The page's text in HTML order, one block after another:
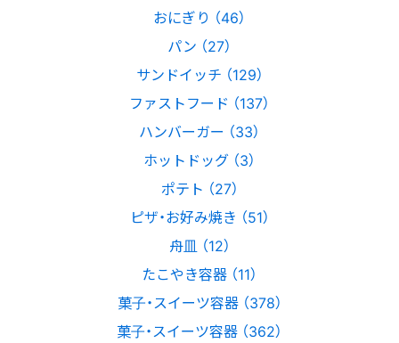
おにぎり （46）
パン （27）
サンドイッチ （129）
ファストフード （137）
ハンバーガー （33）
ホットドッグ （3）
ポテト （27）
ピザ・お好み焼き （51）
舟皿 （12）
たこやき容器 （11）
菓子・スイーツ容器 （378）
菓子・スイーツ容器 （362）